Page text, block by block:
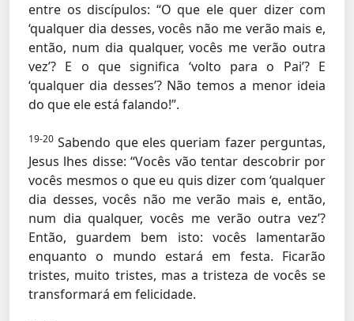
entre os discípulos: “O que ele quer dizer com
‘qualquer dia desses, vocês não me verão mais e,
então, num dia qualquer, vocês me verão outra
vez’? E o que significa ‘volto para o Pai’? E
‘qualquer dia desses’? Não temos a menor ideia
do que ele está falando!”.
19-20 Sabendo que eles queriam fazer perguntas,
Jesus lhes disse: “Vocês vão tentar descobrir por
vocês mesmos o que eu quis dizer com ‘qualquer
dia desses, vocês não me verão mais e, então,
num dia qualquer, vocês me verão outra vez’?
Então, guardem bem isto: vocês lamentarão
enquanto o mundo estará em festa. Ficarão
tristes, muito tristes, mas a tristeza de vocês se
transformará em felicidade.